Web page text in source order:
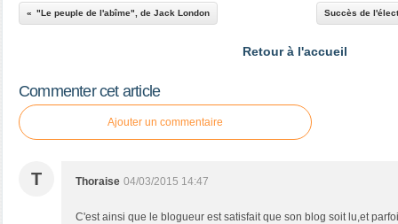
"Le peuple de l'abîme", de Jack London Succès de
Retour à l'accueil
Commenter cet article
Ajouter un commentaire
T Thoraise 04/03/2015 14:47
C'est ainsi que le blogueur est satisfait que son blog soit lu,et